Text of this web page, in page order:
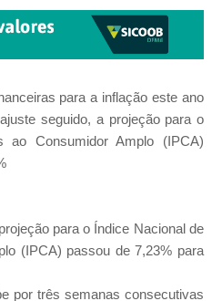
para a inflação este ano
seguido, a projeção para o
ao Consumidor Amplo (IPCA)
para o Índice Nacional de
(IPCA) passou de 7,23% para
por três semanas consecutivas